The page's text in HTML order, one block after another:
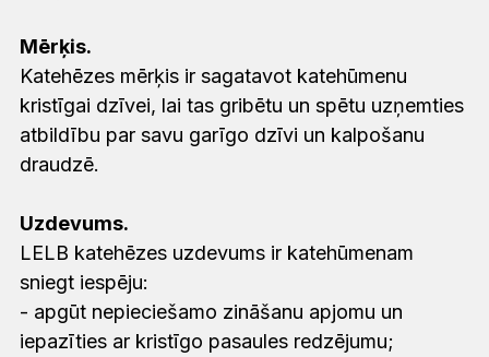
Mērķis.
Katehēzes mērķis ir sagatavot katehūmenu
kristīgai dzīvei, lai tas gribētu un spētu uzņemties
atbildību par savu garīgo dzīvi un kalpošanu
draudzē.
Uzdevums.
LELB katehēzes uzdevums ir katehūmenam
sniegt iespēju:
- apgūt nepieciešamo zināšanu apjomu un
iepazīties ar kristīgo pasaules redzējumu;